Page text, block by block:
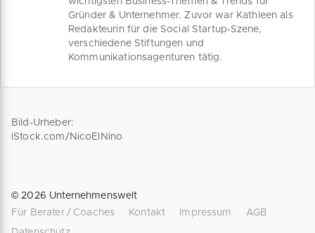
Energieprojekte (6 Mio. EUR). Welche
Plattform passt am besten zu Ihrem
Unternehmen und Kapitalbedarf?
Welche gesetzlichen Richtlinien gelten
für Anleger, die als Business Angel tätig
Gründer & Unternehmer. Zuvor war Kathleen als
Redakteurin für die Social Startup-Szene,
verschiedene Stiftungen und
Kommunikationsagenturen tätig.
Bild-Urheber:
iStock.com/NicoElNino
©2026 Unternehmenswelt
Für Berater / Coaches
Kontakt Impressum
AGB